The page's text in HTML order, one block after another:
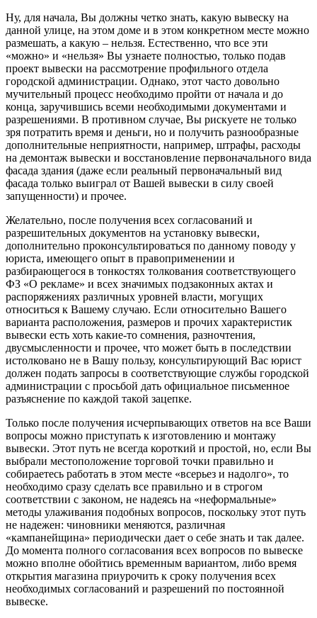
Ну, для начала, Вы должны четко знать, какую вывеску на
данной улице, на этом доме и в этом конкретном месте можно
размешать, а какую – нельзя. Естественно, что все эти
«можно» и «нельзя» Вы узнаете полностью, только подав
проект вывески на рассмотрение профильного отдела
городской администрации. Однако, этот часто довольно
мучительный процесс необходимо пройти от начала и до
конца, заручившись всеми необходимыми документами и
разрешениями. В противном случае, Вы рискуете не только
зря потратить время и деньги, но и получить разнообразные
дополнительные неприятности, например, штрафы, расходы
на демонтаж вывески и восстановление первоначального вида
фасада здания (даже если реальный первоначальный вид
фасада только выиграл от Вашей вывески в силу своей
запущенности) и прочее.
Желательно, после получения всех согласований и
разрешительных документов на установку вывески,
дополнительно проконсультироваться по данному поводу у
юриста, имеющего опыт в правоприменении и
разбирающегося в тонкостях толкования соответствующего
ФЗ «О рекламе» и всех значимых подзаконных актах и
распоряжениях различных уровней власти, могущих
относиться к Вашему случаю. Если относительно Вашего
варианта расположения, размеров и прочих характеристик
вывески есть хоть какие-то сомнения, разночтения,
двусмысленности и прочее, что может быть в последствии
истолковано не в Вашу пользу, консультирующий Вас юрист
должен подать запросы в соответствующие службы городской
администрации с просьбой дать официальное письменное
разъяснение по каждой такой зацепке.
Только после получения исчерпывающих ответов на все Ваши
вопросы можно приступать к изготовлению и монтажу
вывески. Этот путь не всегда короткий и простой, но, если Вы
выбрали местоположение торговой точки правильно и
собираетесь работать в этом месте «всерьез и надолго», то
необходимо сразу сделать все правильно и в строгом
соответствии с законом, не надеясь на «неформальные»
методы улаживания подобных вопросов, поскольку этот путь
не надежен: чиновники меняются, различная
«кампанейщина» периодически дает о себе знать и так далее.
До момента полного согласования всех вопросов по вывеске
можно вполне обойтись временным вариантом, либо время
открытия магазина приурочить к сроку получения всех
необходимых согласований и разрешений по постоянной
вывеске.